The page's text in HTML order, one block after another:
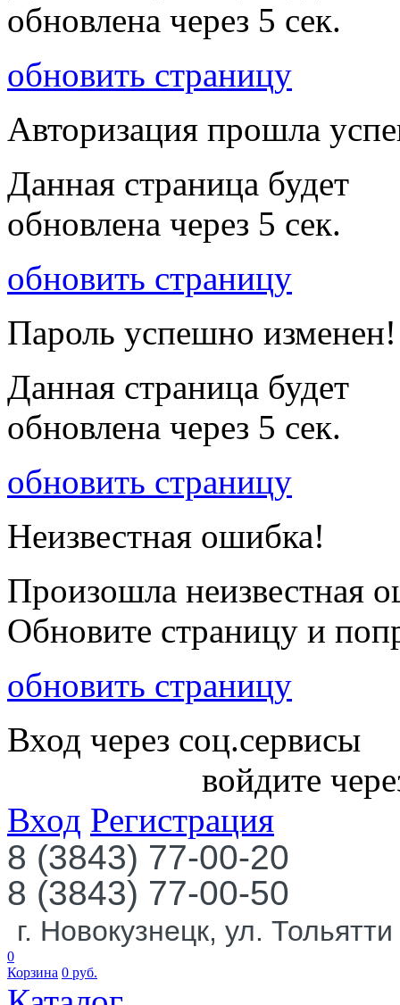
обновлена через 5 сек.
обновить страницу
Авторизация прошла
Данная страница будет
обновлена через 5 сек.
обновить страницу
Пароль успешно изменен!
Данная страница будет
обновлена через 5 сек.
обновить страницу
Неизвестная ошибка!
Произошла неизвестная
Обновите страницу и
обновить страницу
Вход через соц.сервисы
войдите
Вход Регистрация
8 (3843) 77-00-20
8 (3843) 77-00-50
г. Новокузнецк, ул.
0
Корзина 0 руб.